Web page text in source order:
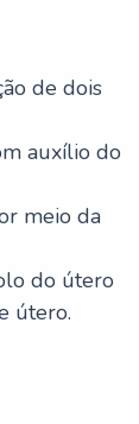
de dois
auxílio do
meio da
do útero
útero.